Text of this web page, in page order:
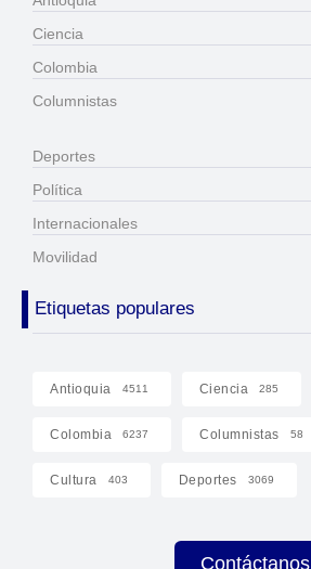
Ciencia
Colombia
Columnistas
Deportes
Política
Internacionales
Movilidad
Etiquetas populares
Antioquia 4511 Ciencia 285
Colombia 6237 Columnistas 58
Cultura 403 Deportes 3069
Contáctanos